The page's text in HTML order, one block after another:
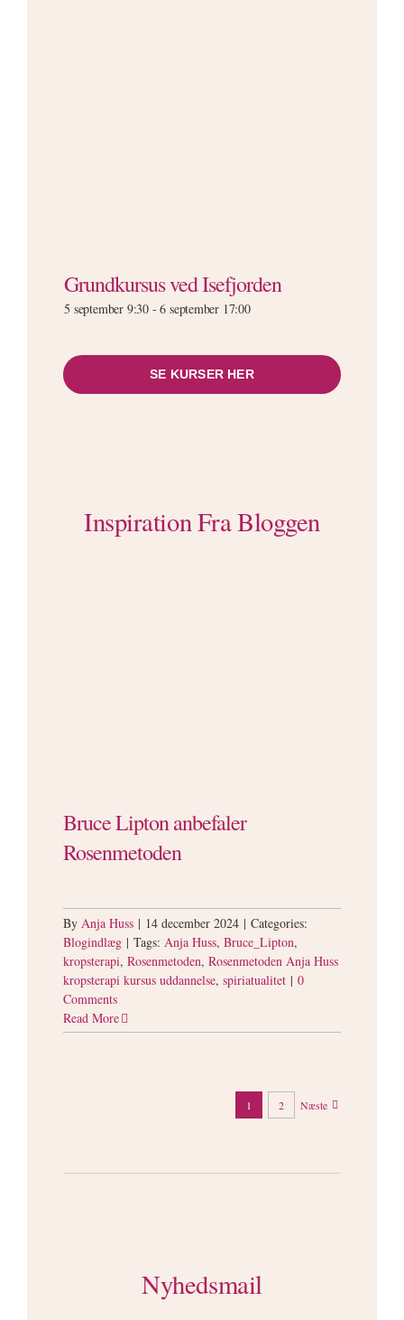
Grundkursus ved Isefjorden
5 september 9:30-6 september 17:00
SE KURSER HER
Inspiration Fra Bloggen
Bruce Lipton anbefaler
Rosenmetoden
ByAnja Huss | 14 december 2024 | Categories:
Blogindlæg | Tags:Anja Huss,Bruce_Lipton,
kropsterapi,Rosenmetoden,Rosenmetoden Anja Huss
kropsterapi kursus uddannelse,spiriatualitet | 0
Comments
Read More
1 2 Næste
Nyhedsmail